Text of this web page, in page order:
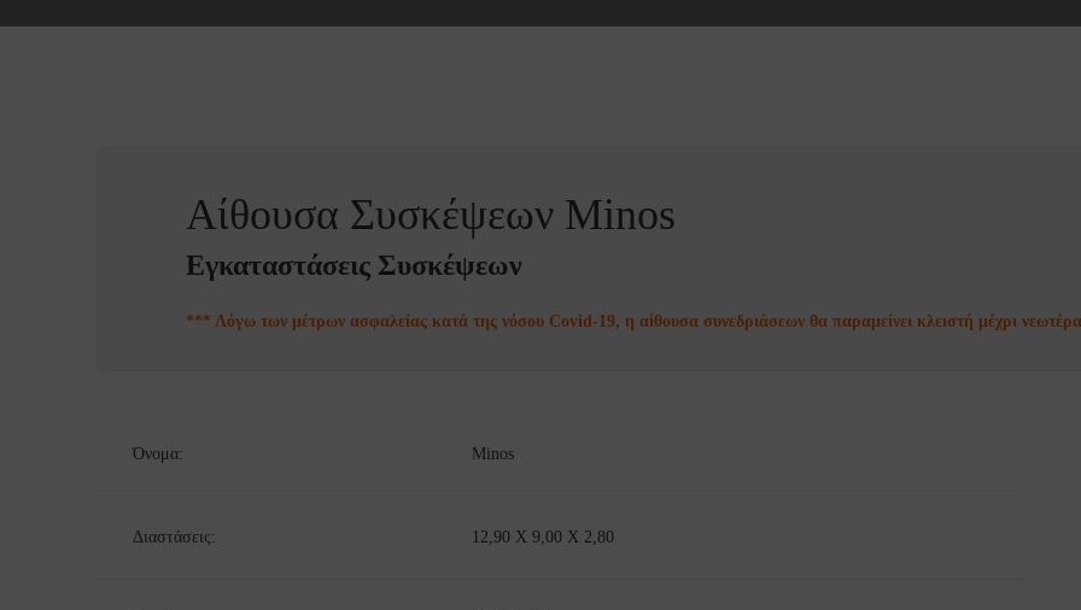
Αίθουσα Συσκέψεων Minos
Εγκαταστάσεις Συσκέψεων
*** Λόγω των μέτρων ασφαλείας κατά της νόσου Covid-19, η αίθουσα συνεδριάσεων θα παραμείνει κλειστή μέχρι
Όνομα: Minos
Διαστάσεις: 12,90 X 9,00 X 2,80